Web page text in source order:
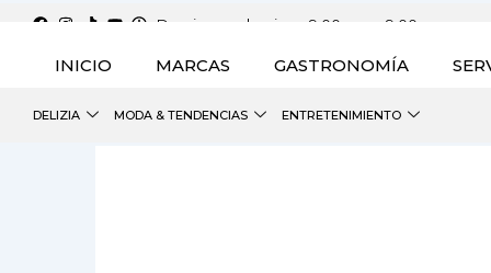
contenido
Domingo a domingo 9:00 a.m a 9:00 p.m.
INICIO MARCAS GASTRONOMÍA
DELIZIA MODA & TENDENCIAS ENTRETENIMIENTO